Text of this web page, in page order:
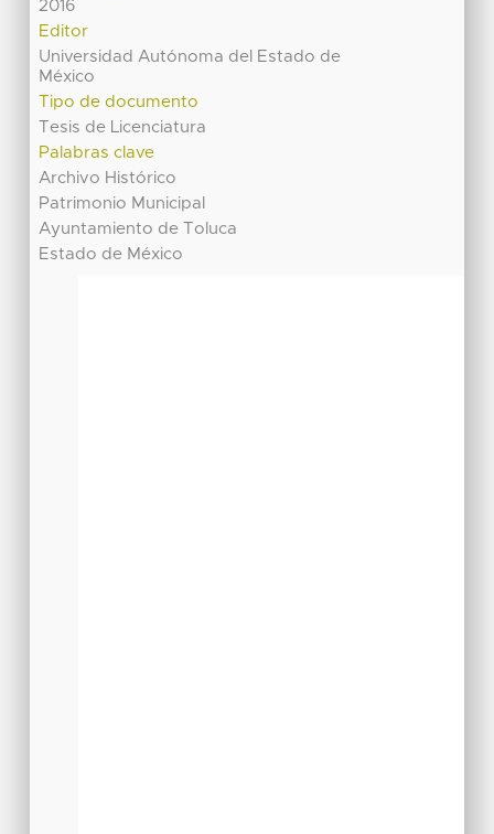
2016
Editor
Universidad Autónoma del Estado de
México
Tipo de documento
Tesis de Licenciatura
Palabras clave
Archivo Histórico
Patrimonio Municipal
Ayuntamiento de Toluca
Estado de México